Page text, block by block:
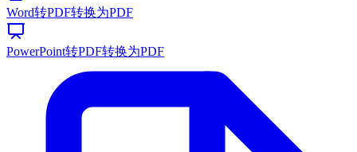
Word转PDF转换为PDF
PowerPoint转PDF转换为PDF